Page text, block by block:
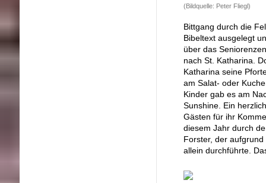
(Bildquelle: Peter Fliegl)
Bittgang durch die
Bibeltext ausgelegt
über das
nach St. Katharina.
Katharina seine
am Salat- oder
Kinder gab es am
Sunshine. Ein
Gästen für ihr
diesem Jahr durch
Forster, der
allein durchführte.